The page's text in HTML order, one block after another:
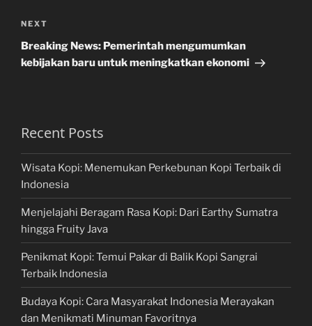
Next
Post
NEXT
Breaking News: Pemerintah mengumumkan
kebijakan baru untuk meningkatkan ekonomi
Recent Posts
Wisata Kopi: Menemukan Perkebunan Kopi Terbaik di
Indonesia
Menjelajahi Beragam Rasa Kopi: Dari Earthy Sumatra
hingga Fruity Java
Penikmat Kopi: Temui Pakar di Balik Kopi Sangrai
Terbaik Indonesia
Budaya Kopi: Cara Masyarakat Indonesia Merayakan
dan Menikmati Minuman Favoritnya